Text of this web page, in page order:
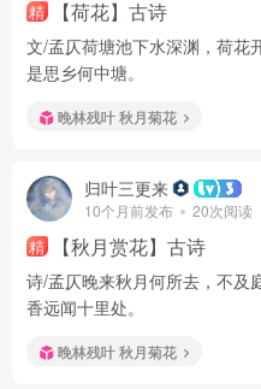
精 【荷花】古诗
文/孟仄荷塘池下水深渊，荷花
是思乡何中塘。
晚林残叶 秋月菊花
归叶三更来
10个月前发布 20次阅读
精 【秋月赏花】古诗
诗/孟仄晚来秋月何所去，不及
香远闻十里处。
晚林残叶 秋月菊花